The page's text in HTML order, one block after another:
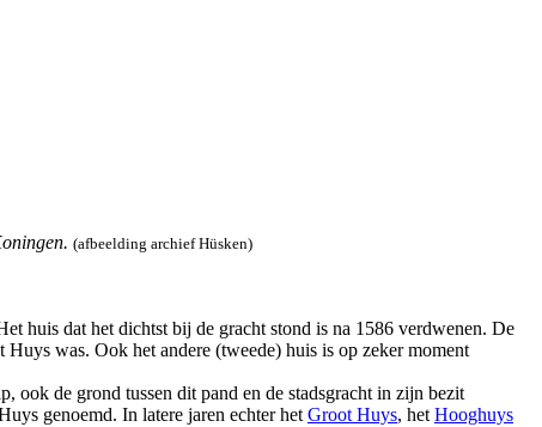
(afbeelding archief Hüsken)
huis dat het dichtst bij de gracht stond is na 1586 verdwenen. De
was. Ook het andere (tweede) huis is op zeker moment
de grond tussen dit pand en de stadsgracht in zijn bezit
genoemd. In latere jaren echter het Groot Huys, het Hooghuys